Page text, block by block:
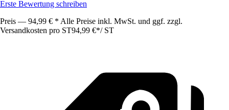
Erste Bewertung schreiben
Preis — 94,99 € * Alle Preise inkl. MwSt. und ggf. zzgl.
Versandkosten pro ST94,99 €*/ ST